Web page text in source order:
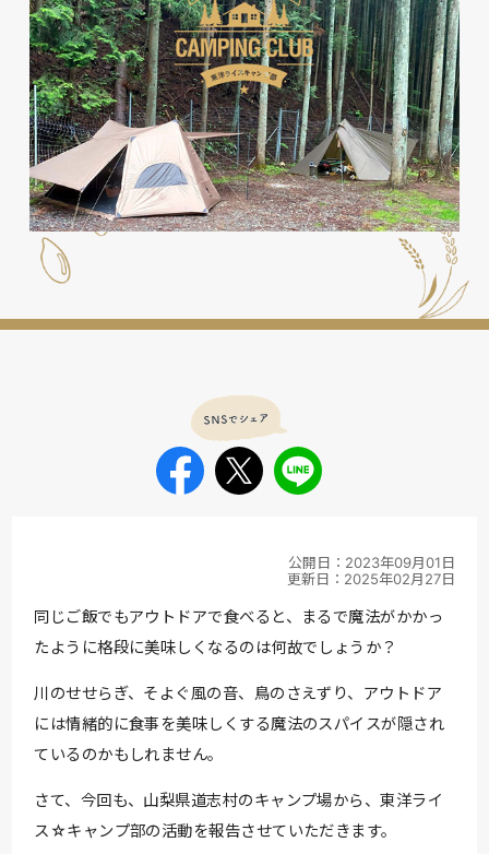
公開日：2023年09月01日
更新日：2025年02月27日
同じご飯でもアウトドアで食べると、まるで魔法がかかっ
たように格段に美味しくなるのは何故でしょうか？
川のせせらぎ、そよぐ風の音、鳥のさえずり、アウトドア
には情緒的に食事を美味しくする魔法のスパイスが隠され
ているのかもしれません。
さて、今回も、山梨県道志村のキャンプ場から、東洋ライ
ス☆キャンプ部の活動を報告させていただきます。